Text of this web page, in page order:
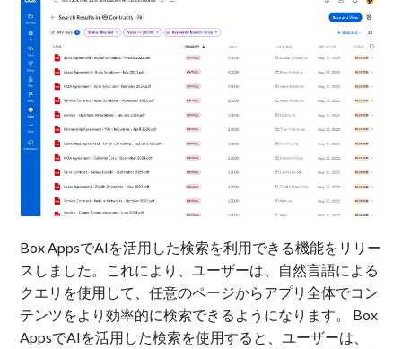
Box AppsでAIを活用した検索を利用できる機能をリリー
スしました。これにより、ユーザーは、自然言語による
クエリを使用して、任意のページからアプリ全体でコン
テンツをより効率的に検索できるようになります。 Box
AppsでAIを活用した検索を使用すると、ユーザーは、